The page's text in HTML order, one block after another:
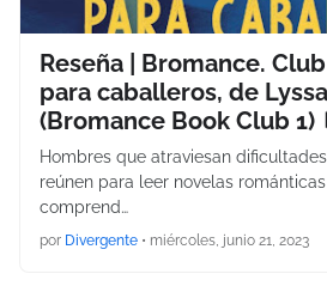
Reseña | Bromance.
para caballeros, de
(Bromance Book Club 1)
Hombres que atraviesan
reúnen para leer novelas
comprend…
por Divergente • miércoles, junio 21, 2023